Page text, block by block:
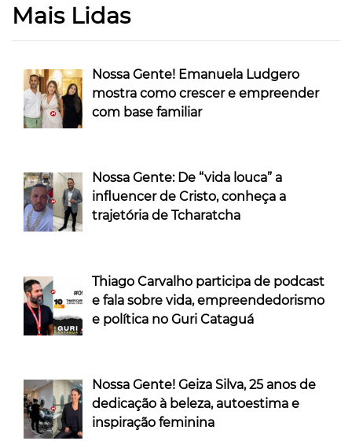
Mais Lidas
Nossa Gente! Emanuela Ludgero
mostra como crescer e empreender
com base familiar
Nossa Gente: De “vida louca” a
influencer de Cristo, conheça a
trajetória de Tcharatcha
Thiago Carvalho participa de podcast
e fala sobre vida, empreendedorismo
e política no Guri Cataguá
Nossa Gente! Geiza Silva, 25 anos de
dedicação à beleza, autoestima e
inspiração feminina